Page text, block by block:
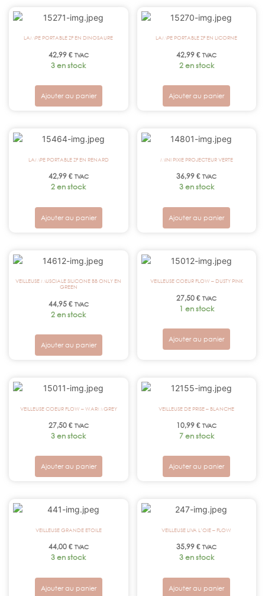
LAMPE PORTABLE ZF EN DINOSAURE
42,99€ TVAC
3 en stock
Ajouter au panier
LAMPE PORTABLE ZF EN LICORNE
42,99€ TVAC
2 en stock
Ajouter au panier
LAMPE PORTABLE ZF EN RENARD
42,99€ TVAC
2 en stock
Ajouter au panier
MINI PIXIE PROJECTEUR VERTE
36,99€ TVAC
3 en stock
Ajouter au panier
VEILLEUSE MUSCIALE SILICONE BB ONLY EN
GREEN
44,95€ TVAC
2 en stock
Ajouter au panier
VEILLEUSE COEUR FLOW – DUSTY PINK
27,50€ TVAC
1 en stock
Ajouter au panier
VEILLEUSE COEUR FLOW – WARM GREY
27,50€ TVAC
3 en stock
Ajouter au panier
VEILLEUSE DE PRISE – BLANCHE
10,99€ TVAC
7 en stock
Ajouter au panier
VEILLEUSE GRANDE ETOILE
44,00€ TVAC
3 en stock
Ajouter au panier
VEILLEUSE LIVA L’OIE – FLOW
35,99€ TVAC
3 en stock
Ajouter au panier